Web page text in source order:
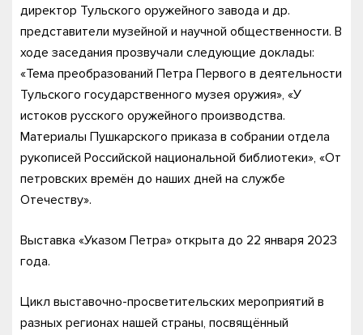
директор Тульского оружейного завода и др.
представители музейной и научной общественности. В
ходе заседания прозвучали следующие доклады:
«Тема преобразований Петра Первого в деятельности
Тульского государственного музея оружия», «У
истоков русского оружейного производства.
Материалы Пушкарского приказа в собрании отдела
рукописей Российской национальной библиотеки», «От
петровских времён до наших дней на службе
Отечеству».
Выставка «Указом Петра» открыта до 22 января 2023
года.
Цикл выставочно-просветительских мероприятий в
разных регионах нашей страны, посвящённый